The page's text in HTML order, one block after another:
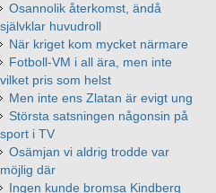
Osannolik återkomst, ändå
självklar huvudroll
När kriget kom mycket närmare
Fotboll-VM i all ära, men inte
vilket pris som helst
Men inte ens Zlatan är evigt ung
Största satsningen någonsin på
sport i TV
Osämjan vi aldrig trodde var
möjlig där
Ingen kunde bromsa Kindberg